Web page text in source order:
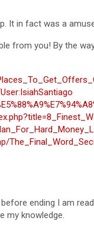
It in fact was a
from you! By the
ending I am
my knowledge.